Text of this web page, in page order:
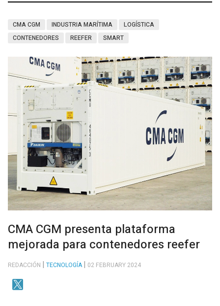
CMA CGM INDUSTRIA MARÍTIMA
LOGÍSTICA
CONTENEDORES
REEFER SMART
CMA CGM presenta plataforma
mejorada para contenedores reefer
REDACCIÓN TECNOLOGÍA 02 FEBRUARY 2024